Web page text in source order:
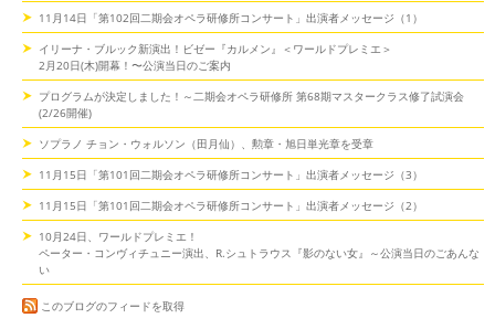
11月14日「第102回二期会オペラ研修所コンサート」出演者メッセージ（1）
イリーナ・ブルック新演出！ビゼー『カルメン』＜ワールドプレミエ＞
2月20日(木)開幕！〜公演当日のご案内
プログラムが決定しました！～二期会オペラ研修所 第68期マスタークラス修了試演会
(2/26開催)
ソプラノ チョン・ウォルソン（田月仙）、勲章・旭日単光章を受章
11月15日「第101回二期会オペラ研修所コンサート」出演者メッセージ（3）
11月15日「第101回二期会オペラ研修所コンサート」出演者メッセージ（2）
10月24日、ワールドプレミエ！
ペーター・コンヴィチュニー演出、R.シュトラウス『影のない女』～公演当日のごあんな
い
このブログのフィードを取得